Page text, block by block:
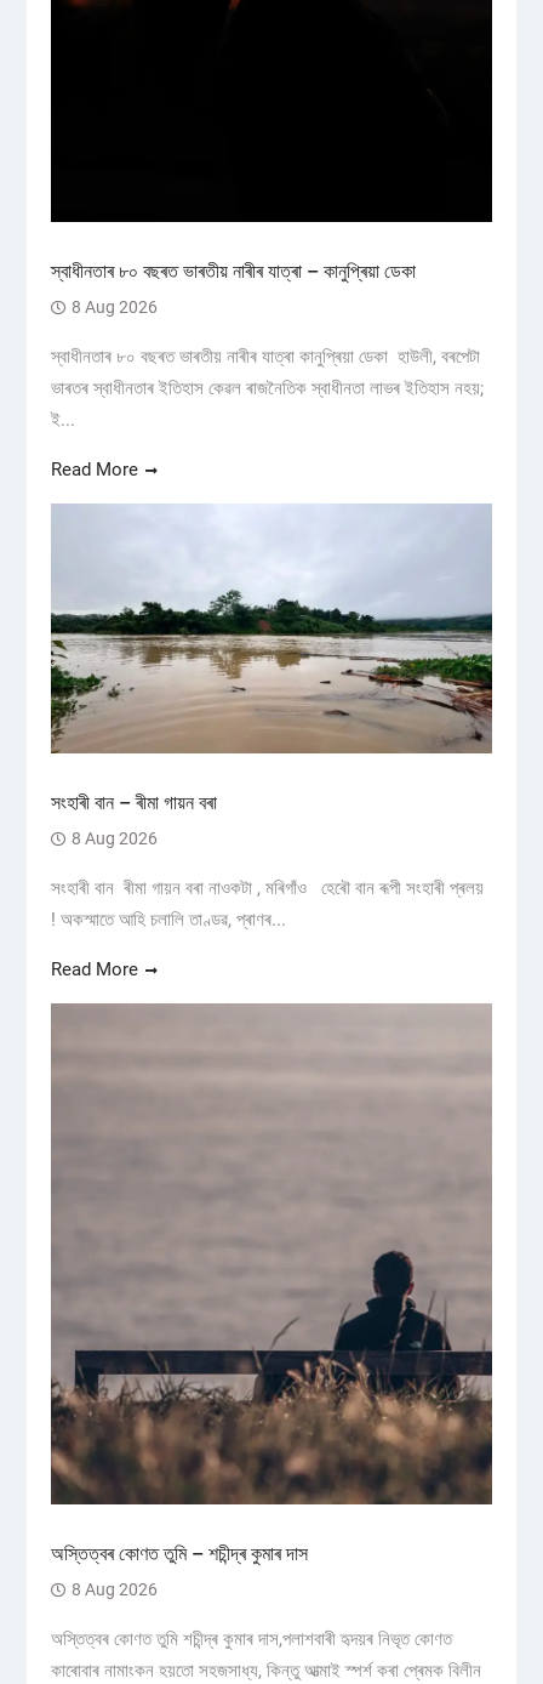
স্বাধীনতাৰ ৮০ বছৰত ভাৰতীয় নাৰীৰ যাত্ৰা – কানুপ্ৰিয়া ডেকা
8 Aug 2026
স্বাধীনতাৰ ৮০ বছৰত ভাৰতীয় নাৰীৰ যাত্ৰা কানুপ্ৰিয়া ডেকা হাউলী, বৰপেটা
ভাৰতৰ স্বাধীনতাৰ ইতিহাস কেৱল ৰাজনৈতিক স্বাধীনতা লাভৰ ইতিহাস নহয়;
ই...
Read More
সংহাৰী বান – ৰীমা গায়ন বৰা
8 Aug 2026
সংহাৰী বান ৰীমা গায়ন বৰা নাওকটা , মৰিগাঁও হেৰৌ বান ৰূপী সংহাৰী প্ৰলয়
! অকস্মাতে আহি চলালি তাণ্ডৱ, প্ৰাণৰ...
Read More
অস্তিত্বৰ কোণত তুমি – শচীন্দ্ৰ কুমাৰ দাস
8 Aug 2026
অস্তিত্বৰ কোণত তুমি শচীন্দ্ৰ কুমাৰ দাস,পলাশবাৰী হৃদয়ৰ নিভৃত কোণত
কাৰোবাৰ নামাংকন হয়তো সহজসাধ্য, কিন্তু আত্মাই স্পৰ্শ কৰা প্ৰেমক বিলীন